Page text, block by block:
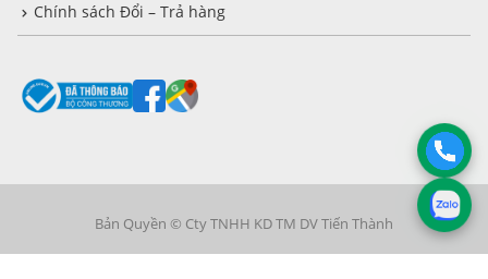
Chính sách Đổi – Trả hàng
Bản Quyền © Cty TNHH KD TM DV Tiến Thành